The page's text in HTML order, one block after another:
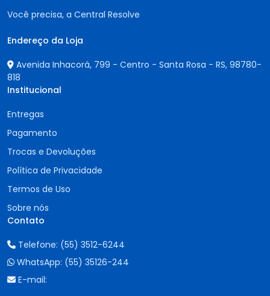
Você precisa, a Central Resolve
Endereço da Loja
Avenida Inhacorá, 799 - Centro - Santa Rosa - RS, 98780-
818
Institucional
Entregas
Pagamento
Trocas e Devoluções
Política de Privacidade
Termos de Uso
Sobre nós
Contato
Telefone: (55) 3512-6244
WhatsApp: (55) 35126-244
E-mail: